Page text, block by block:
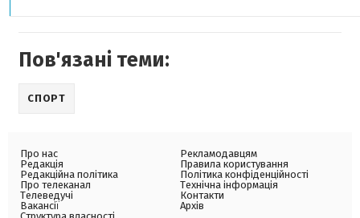
Пов'язані теми:
СПОРТ
Про нас
Редакція
Редакційна політика
Про телеканал
Телеведучі
Вакансії
Рекламодавцям
Правила користування
Політика конфіденційності
Технічна інформація
Контакти
Архів